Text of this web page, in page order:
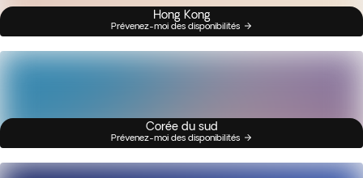
Hong Kong
Prévenez-moi des disponibilités
Corée du sud
Prévenez-moi des disponibilités